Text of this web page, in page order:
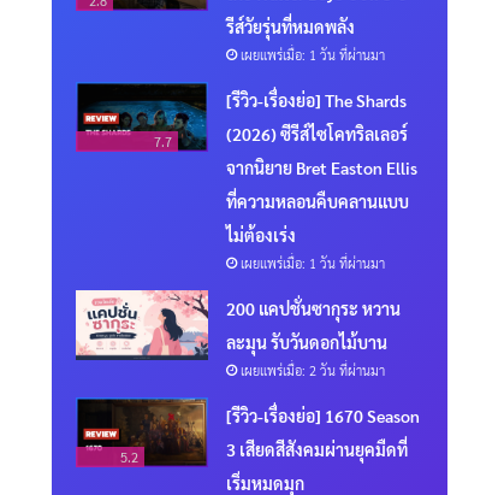
รีส์วัยรุ่นที่หมดพลัง
เผยแพร่เมื่อ: 1 วัน ที่ผ่านมา
7.7
[รีวิว-เรื่องย่อ] The Shards
(2026) ซีรีส์ไซโคทริลเลอร์
จากนิยาย Bret Easton Ellis
ที่ความหลอนคืบคลานแบบ
ไม่ต้องเร่ง
เผยแพร่เมื่อ: 1 วัน ที่ผ่านมา
200 แคปชั่นซากุระ หวาน
ละมุน รับวันดอกไม้บาน
เผยแพร่เมื่อ: 2 วัน ที่ผ่านมา
5.2
[รีวิว-เรื่องย่อ] 1670 Season
3 เสียดสีสังคมผ่านยุคมืดที่
เริ่มหมดมุก